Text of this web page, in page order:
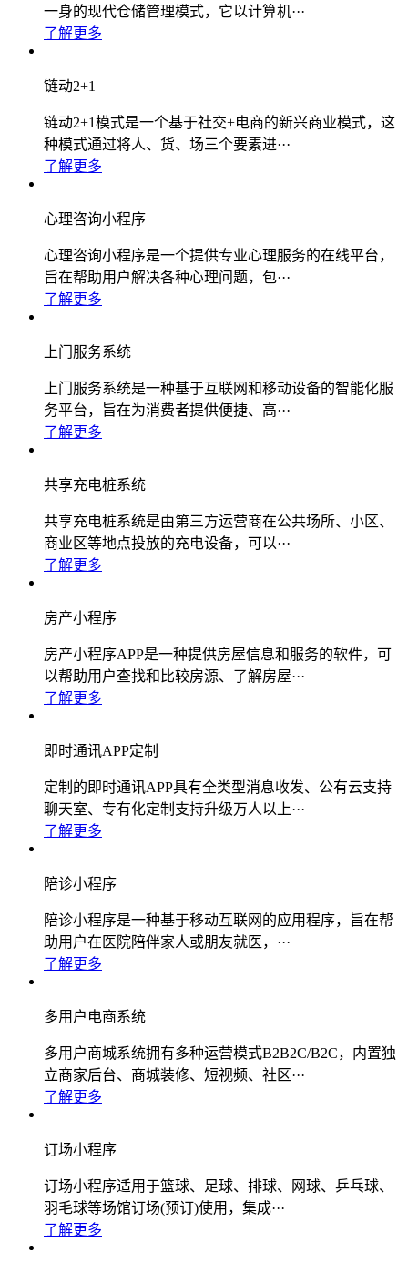
一身的现代仓储管理模式，它以计算机···
了解更多
链动2+1
链动2+1模式是一个基于社交+电商的新兴商业模式，这
种模式通过将人、货、场三个要素进···
了解更多
心理咨询小程序
心理咨询小程序是一个提供专业心理服务的在线平台，
旨在帮助用户解决各种心理问题，包···
了解更多
上门服务系统
上门服务系统是一种基于互联网和移动设备的智能化服
务平台，旨在为消费者提供便捷、高···
了解更多
共享充电桩系统
共享充电桩系统是由第三方运营商在公共场所、小区、
商业区等地点投放的充电设备，可以···
了解更多
房产小程序
房产小程序APP是一种提供房屋信息和服务的软件，可
以帮助用户查找和比较房源、了解房屋···
了解更多
即时通讯APP定制
定制的即时通讯APP具有全类型消息收发、公有云支持
聊天室、专有化定制支持升级万人以上···
了解更多
陪诊小程序
陪诊小程序是一种基于移动互联网的应用程序，旨在帮
助用户在医院陪伴家人或朋友就医，···
了解更多
多用户电商系统
多用户商城系统拥有多种运营模式B2B2C/B2C，内置独
立商家后台、商城装修、短视频、社区···
了解更多
订场小程序
订场小程序适用于篮球、足球、排球、网球、乒乓球、
羽毛球等场馆订场(预订)使用，集成···
了解更多